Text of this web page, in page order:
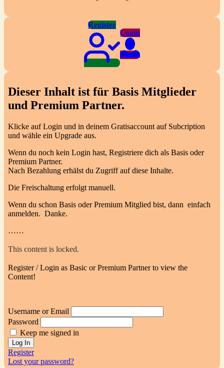
Register
Login
Dieser Inhalt ist für Basis Mitglieder
und Premium Partner.
Klicke auf Login und in deinem Gratisaccount auf Subcription
und wähle ein Upgrade aus.
Wenn du noch kein Login hast, Registriere dich als Basis oder
Premium Partner.
Nach Bezahlung erhälst du Zugriff auf diese Inhalte.
Die Freischaltung erfolgt manuell.
Wenn du schon Basis oder Premium Mitglied bist, dann einfach
anmelden. Danke.
……
This content is locked.
Register / Login as Basic or Premium Partner to view the
Content!
Username or Email
Password
Keep me signed in
Register
Lost your password?